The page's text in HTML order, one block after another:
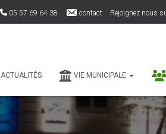
05 57 69 64 38 contact Rejoignez nous
ACTUALITÉS VIE MUNICIPALE